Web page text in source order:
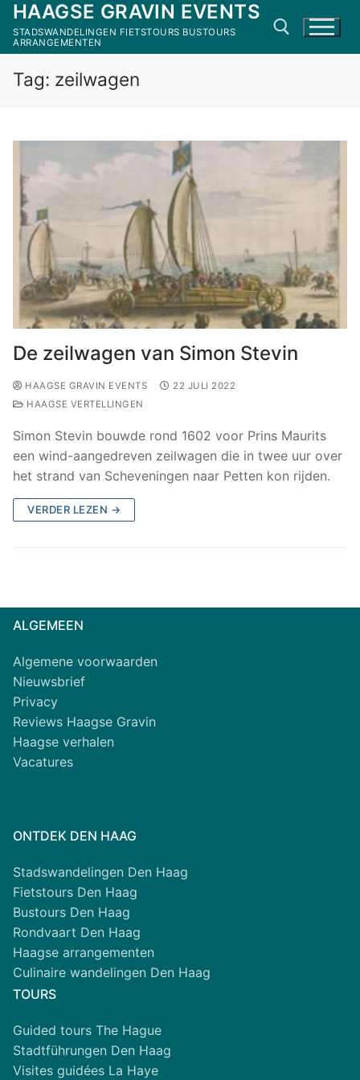
Ga
naar
de
inhoud
HAAGSE GRAVIN EVENTS
STADSWANDELINGEN FIETSTOURS BUSTOURS
ARRANGEMENTEN
Tag: zeilwagen
De zeilwagen van Simon Stevin
HAAGSE GRAVIN EVENTS
22 JULI 2022
HAAGSE VERTELLINGEN
Simon Stevin bouwde rond 1602 voor Prins Maurits
een wind-aangedreven zeilwagen die in twee uur over
het strand van Scheveningen naar Petten kon rijden.
VERDER LEZEN →
ALGEMEEN
Algemene voorwaarden
Nieuwsbrief
Privacy
Reviews Haagse Gravin
Haagse verhalen
Vacatures
ONTDEK DEN HAAG
Stadswandelingen Den Haag
Fietstours Den Haag
Bustours Den Haag
Rondvaart Den Haag
Haagse arrangementen
Culinaire wandelingen Den Haag
TOURS
Guided tours The Hague
Stadtführungen Den Haag
Visites guidées La Haye